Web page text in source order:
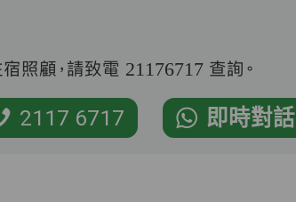
顧，請致電 21176717 查詢。
2117 6717 即時對話